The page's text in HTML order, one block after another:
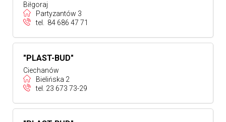
Biłgoraj
Partyzantów 3
tel.
84 686 47 71
"PLAST-BUD"
Ciechanów
Bielińska 2
tel. 23 673 73-29